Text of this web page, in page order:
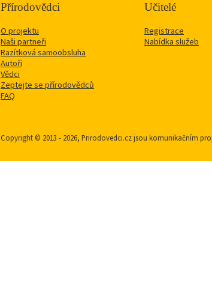
Přírodovědci
O projektu
Naši partneři
Razítková samoobsluha
Autoři
Vědci
Zeptejte se přírodovědců
FAQ
Učitelé
Registrace
Nabídka služeb
Copyright © 2013 - 2026, Prirodovedci.cz jsou komunikačním